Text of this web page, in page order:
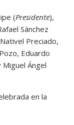
(Presidente),
Sánchez
Preciado,
Eduardo
Miguel Ángel
en la